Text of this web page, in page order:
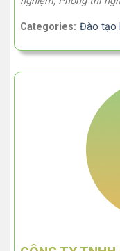
Categories: Đào tạo